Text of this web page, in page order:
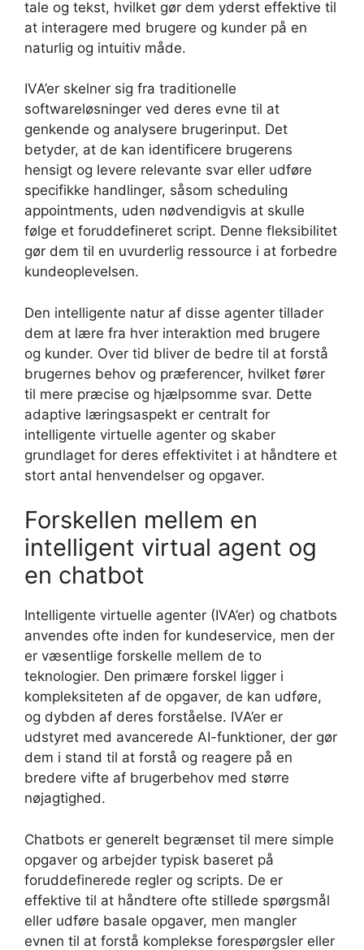
tale og tekst, hvilket gør dem yderst effektive til
at interagere med brugere og kunder på en
naturlig og intuitiv måde.
IVA’er skelner sig fra traditionelle
softwareløsninger ved deres evne til at
genkende og analysere brugerinput. Det
betyder, at de kan identificere brugerens
hensigt og levere relevante svar eller udføre
specifikke handlinger, såsom scheduling
appointments, uden nødvendigvis at skulle
følge et foruddefineret script. Denne fleksibilitet
gør dem til en uvurderlig ressource i at forbedre
kundeoplevelsen.
Den intelligente natur af disse agenter tillader
dem at lære fra hver interaktion med brugere
og kunder. Over tid bliver de bedre til at forstå
brugernes behov og præferencer, hvilket fører
til mere præcise og hjælpsomme svar. Dette
adaptive læringsaspekt er centralt for
intelligente virtuelle agenter og skaber
grundlaget for deres effektivitet i at håndtere et
stort antal henvendelser og opgaver.
Forskellen mellem en
intelligent virtual agent og
en chatbot
Intelligente virtuelle agenter (IVA’er) og chatbots
anvendes ofte inden for kundeservice, men der
er væsentlige forskelle mellem de to
teknologier. Den primære forskel ligger i
kompleksiteten af de opgaver, de kan udføre,
og dybden af deres forståelse. IVA’er er
udstyret med avancerede AI-funktioner, der gør
dem i stand til at forstå og reagere på en
bredere vifte af brugerbehov med større
nøjagtighed.
Chatbots er generelt begrænset til mere simple
opgaver og arbejder typisk baseret på
foruddefinerede regler og scripts. De er
effektive til at håndtere ofte stillede spørgsmål
eller udføre basale opgaver, men mangler
evnen til at forstå komplekse forespørgsler eller